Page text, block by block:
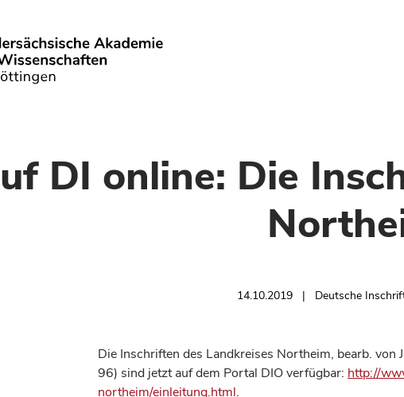
DI online: Die
14.10.2019 Deutsche
Die Inschriften des Landkreises Northeim, bearb. von
96) sind jetzt auf dem Portal DIO verfügbar: http://
northeim/einleitung.html.